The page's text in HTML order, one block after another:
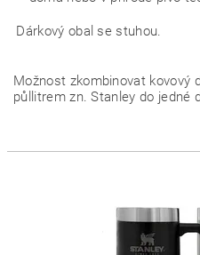
Dárkový obal se stuhou.
Možnost zkombinovat kovový
půllitrem zn. Stanley do jedné